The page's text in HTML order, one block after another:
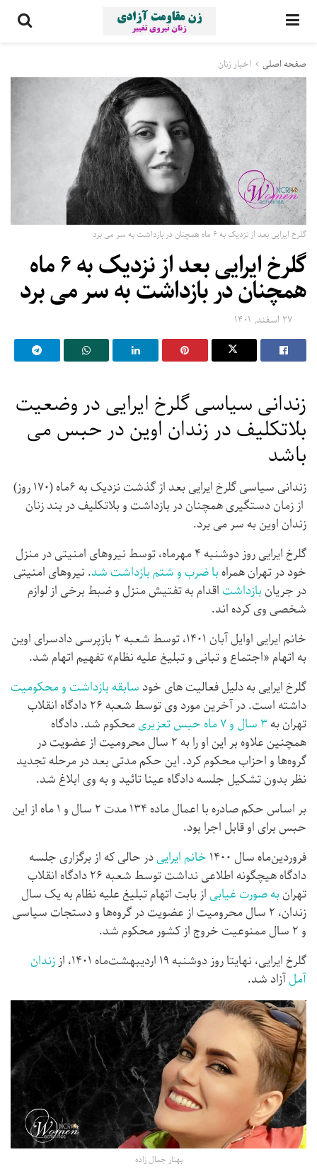
صفحه اصلی اخبار زنان
گلرخ ایرایی بعد از نزدیک به ۶ ماه همچنان در بازداشت به سر می برد
گلرخ ایرایی بعد از نزدیک به ۶ ماه
همچنان در بازداشت به سر می برد
۲۷ اسفند, ۱۴۰۱
زندانی سیاسی گلرخ ایرایی در وضعیت
بلاتکلیف در زندان اوین در حبس می
باشد
زندانی سیاسی گلرخ ایرایی بعد از گذشت نزدیک به ۶ماه (۱۷۰ روز)
از زمان دستگیری همچنان در بازداشت و بلاتکلیف در بند زنان
زندان اوین به سر می برد.
گلرخ ایرایی روز دوشنبه ۴ مهرماه، توسط نیروهای امنیتی در منزل
خود در تهران همراه با ضرب و شتم بازداشت شد. نیروهای امنیتی
در جریان بازداشتاقدام به تفتیش منزل و ضبط برخی از لوازم
شخصی وی کرده اند.
خانم ایرایی اوایل آبان ۱۴۰۱، توسط شعبه ۲ بازپرسی دادسرای اوین
به اتهام «اجتماع و تبانی و تبلیغ علیه نظام» تفهیم اتهام شد.
گلرخ ایرایی به دلیل فعالیت های خود سابقه بازداشت و محکومیت
داشته است. در آخرین مورد وی توسط شعبه ۲۶ دادگاه انقلاب
تهران به۳ سال و ۷ ماه حبس تعزیری
محکوم شد. دادگاه
همچنین علاوه بر این او را به ۲ سال محرومیت از عضویت در
گروه‌ها و احزاب محکوم کرد. این حکم مدتی بعد در مرحله تجدید
نظر بدون تشکیل جلسه دادگاه عینا تائید و به وی ابلاغ شد.
بر اساس حکم صادره با اعمال ماده ۱۳۴ مدت ۲ سال و ۱ ماه از این
حبس برای او قابل اجرا بود.
فروردین‌ماه سال ۱۴۰۰
خانم ایراییدر حالی که از برگزاری جلسه
دادگاه هیچگونه اطلاعی نداشت توسط شعبه ۲۶ دادگاه انقلاب
تهران به صورت غیابی از بابت اتهام تبلیغ علیه نظام به یک سال
زندان، ۲ سال محرومیت از عضویت در گروه‌ها و دستجات سیاسی
و ۲ سال ممنوعیت خروج از کشور محکوم شد.
گلرخ ایرایی، نهایتا روز دوشنبه ۱۹ اردیبهشت‌ماه ۱۴۰۱، از
زندان
آملآزاد شد.
بهناز جمال زاده